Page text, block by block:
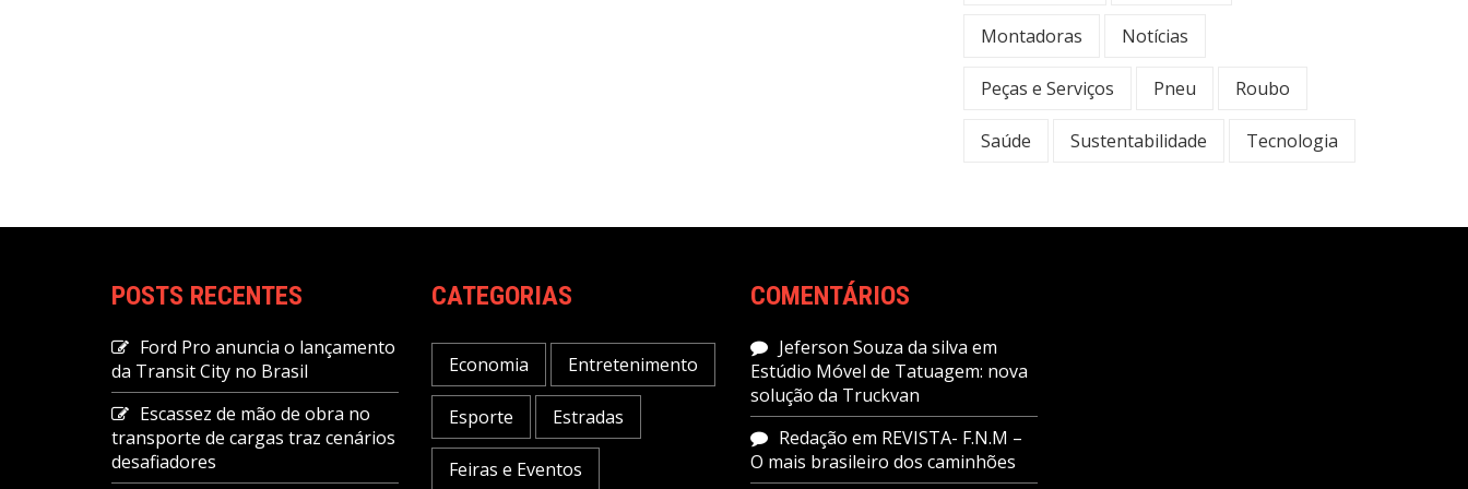
Montadoras Notícias
Peças e Serviços Pneu Roubo
Saúde Sustentabilidade Tecnologia
POSTS RECENTES
Ford Pro anuncia o lançamento
da Transit City no Brasil
Escassez de mão de obra no
transporte de cargas traz cenários
desafiadores
CATEGORIAS
Economia Entretenimento
Esporte Estradas
Feiras e Eventos
COMENTÁRIOS
Jeferson Souza da silva em
Estúdio Móvel de Tatuagem: nova
solução da Truckvan
Redação em REVISTA- F.N.M –
O mais brasileiro dos caminhões